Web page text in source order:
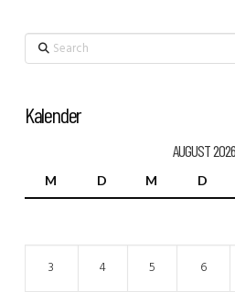
Search
Kalender
AUGUST 2026
M D M D
3 4 5 6